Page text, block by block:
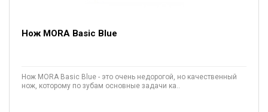
Нож MORA Basic Blue
Нож MORA Basic Blue - это очень недорогой, но качественный
нож, которому по зубам основные задачи ка..